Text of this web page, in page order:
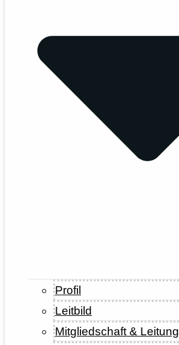
Profil
Leitbild
Mitgliedschaft & Leitung